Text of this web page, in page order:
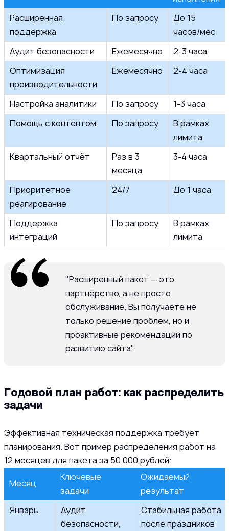
Расширенная
поддержка
По запросу
До 15
часов/мес
Аудит безопасности
Ежемесячно
2-3 часа
Оптимизация
производительности
Ежемесячно 2-4 часа
Настройка аналитики По запросу
1-3 часа
Помощь с контентом
По запросу
В рамках
лимита
Квартальный отчёт
Раз в 3
месяца
3-4 часа
Приоритетное
реагирование
24/7 До 1 часа
Поддержка
интеграций
По запросу
В рамках
лимита
"Расширенный пакет — это
партнёрство, а не просто
обслуживание. Вы получаете не
только решение проблем, но и
проактивные рекомендации по
развитию сайта".
Годовой план работ: как распределить
задачи
Эффективная техническая поддержка требует
планирования. Вот пример распределения работ на
12 месяцев для пакета за 50 000 рублей:
Месяц
Ключевые
задачи
Ожидаемый
результат
Январь
Аудит
безопасности,
Стабильная работа
после праздников